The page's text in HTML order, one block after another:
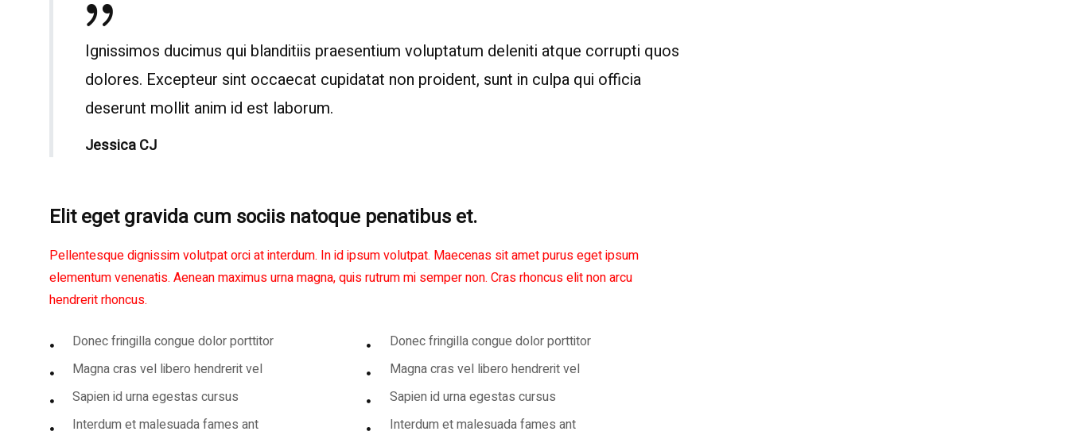
Ignissimos ducimus qui blanditiis praesentium voluptatum deleniti atque corrupti quos
dolores. Excepteur sint occaecat cupidatat non proident, sunt in culpa qui officia
deserunt mollit anim id est laborum.
Jessica CJ
Elit eget gravida cum sociis natoque penatibus et.
Pellentesque dignissim volutpat orci at interdum. In id ipsum volutpat. Maecenas sit amet purus eget ipsum
elementum venenatis. Aenean maximus urna magna, quis rutrum mi semper non. Cras rhoncus elit non arcu
hendrerit rhoncus.
Donec fringilla congue dolor porttitor
Magna cras vel libero hendrerit vel
Sapien id urna egestas cursus
Interdum et malesuada fames ant
Donec fringilla congue dolor porttitor
Magna cras vel libero hendrerit vel
Sapien id urna egestas cursus
Interdum et malesuada fames ant